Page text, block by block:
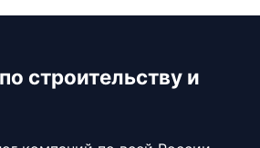
строительству и